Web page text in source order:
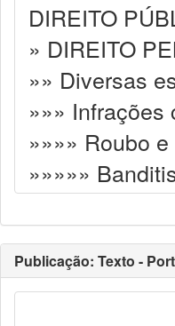
DIREITO
» DIREITO
»» Diversas
»»» Infrações
»»»» Roubo
»»»»»
Publicação: Texto -